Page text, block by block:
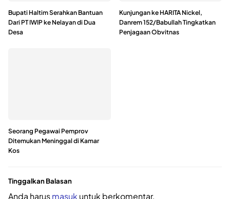
Bupati Haltim Serahkan Bantuan
Dari PT IWIP ke Nelayan di Dua
Desa
Kunjungan ke HARITA Nickel,
Danrem 152/Babullah Tingkatkan
Penjagaan Obvitnas
Seorang Pegawai Pemprov
Ditemukan Meninggal di Kamar
Kos
Tinggalkan Balasan
Anda harusmasuk untuk berkomentar.